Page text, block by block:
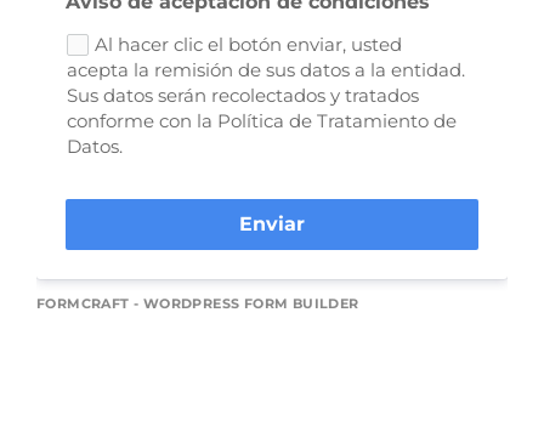
Al hacer clic el botón enviar, usted
acepta la remisión de sus datos a la entidad.
Sus datos serán recolectados y tratados
conforme con la Política de Tratamiento de
Datos.
Enviar
FORMCRAFT - WORDPRESS FORM BUILDER